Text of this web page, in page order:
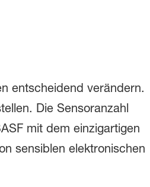
entscheidend verändern.
Die Sensoranzahl
mit dem einzigartigen
sensiblen elektronischen